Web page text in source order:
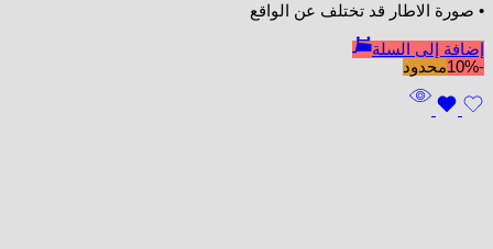
• صورة الاطار قد تختلف عن الواقع
إضافة إلى السلة
-10%
محدود